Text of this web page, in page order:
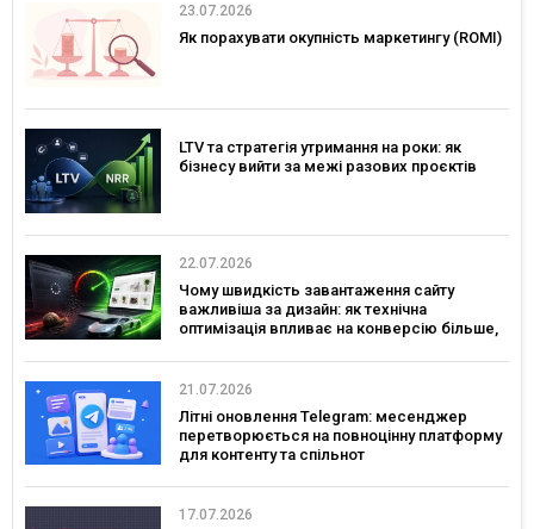
23.07.2026
Як порахувати окупність маркетингу (ROMI)
LTV та стратегія утримання на роки: як
бізнесу вийти за межі разових проєктів
22.07.2026
Чому швидкість завантаження сайту
важливіша за дизайн: як технічна
оптимізація впливає на конверсію більше,
21.07.2026
Літні оновлення Telegram: месенджер
перетворюється на повноцінну платформу
для контенту та спільнот
17.07.2026